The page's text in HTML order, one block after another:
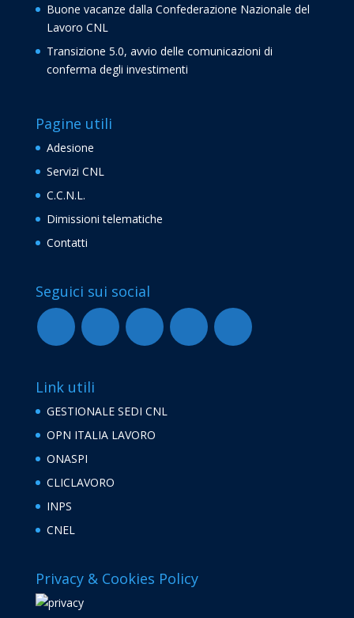
Buone vacanze dalla Confederazione Nazionale del
Lavoro CNL
Transizione 5.0, avvio delle comunicazioni di
conferma degli investimenti
Pagine utili
Adesione
Servizi CNL
C.C.N.L.
Dimissioni telematiche
Contatti
Seguici sui social
Link utili
GESTIONALE SEDI CNL
OPN ITALIA LAVORO
ONASPI
CLICLAVORO
INPS
CNEL
Privacy & Cookies Policy